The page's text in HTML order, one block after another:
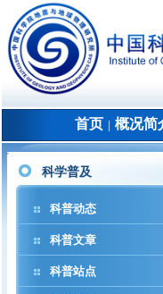
首页 概况简
科学普及
科普动态
科普文章
科普站点